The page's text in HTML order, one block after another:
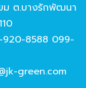
ม ต.บางรักพัฒนา
8588 099-
green.com